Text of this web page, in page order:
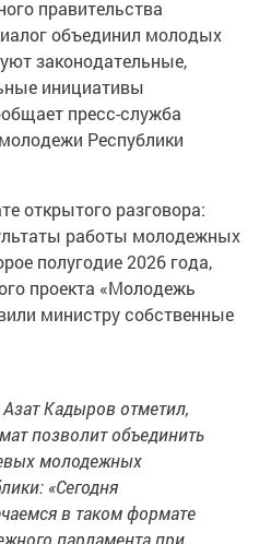
правительства
объединил молодых
законодательные,
инициативы
пресс-служба
Республики
открытого разговора:
работы молодежных
полугодие 2026 года,
проекта «Молодежь
министру собственные
Кадыров отметил,
позволит объединить
молодежных
«Сегодня
в таком формате
парламента при